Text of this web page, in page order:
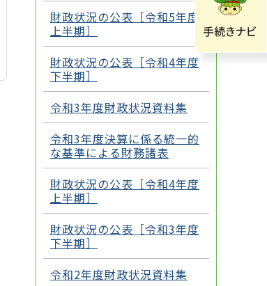
財政状況の公表［令和5年度
上半期］
財政状況の公表［令和4年度
下半期］
令和3年度財政状況資料集
令和3年度決算に係る統一的
な基準による財務諸表
財政状況の公表［令和4年度
上半期］
財政状況の公表［令和3年度
下半期］
令和2年度財政状況資料集